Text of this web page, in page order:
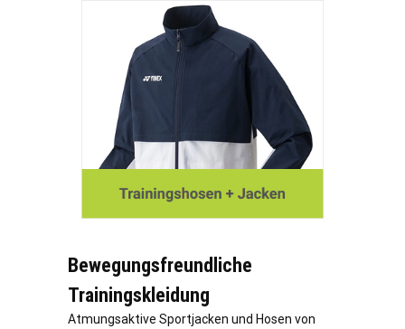
Bewegungsfreundliche
Trainingskleidung
Atmungsaktive Sportjacken und Hosen von